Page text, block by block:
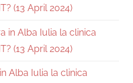
(13 April 2024)
in Alba Iulia la clinica
(13 April 2024)
Alba Iulia la clinica